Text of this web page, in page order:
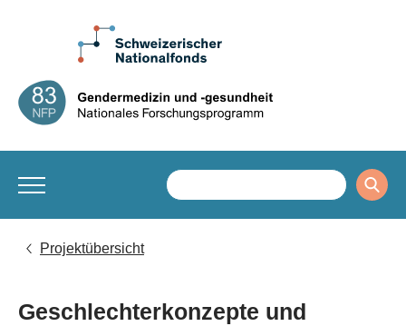
Projektübersicht
Geschlechterkonzepte und